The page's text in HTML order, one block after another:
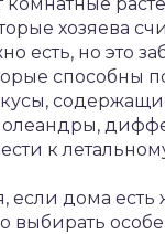
хозяева
есть, но это
способны
к
если дома
выбирать